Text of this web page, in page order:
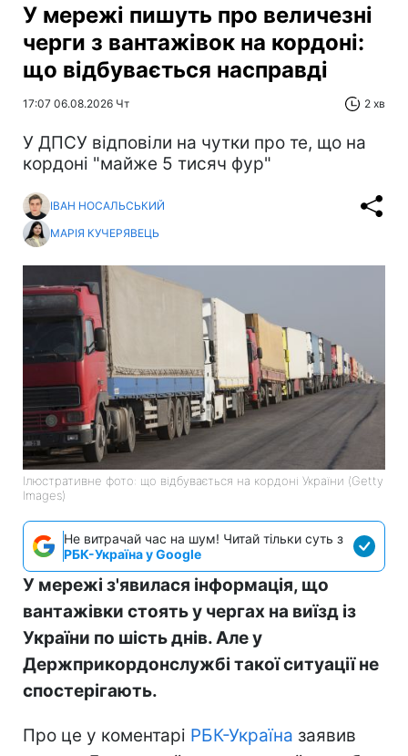
У мережі пишуть про величезні
черги з вантажівок на кордоні:
що відбувається насправді
17:07 06.08.2026 Чт 2 хв
У ДПСУ відповіли на чутки про те, що на
кордоні "майже 5 тисяч фур"
ІВАН НОСАЛЬСЬКИЙ
МАРІЯ КУЧЕРЯВЕЦЬ
Ілюстративне фото: що відбувається на кордоні України (Getty
Images)
Не витрачай час на шум! Читай тільки суть з
РБК-Україна у Google
У мережі з'явилася інформація, що
вантажівки стоять у чергах на виїзд із
України по шість днів. Але у
Держприкордонслужбі такої ситуації не
спостерігають.
Про це у коментарі РБК-Україна заявив